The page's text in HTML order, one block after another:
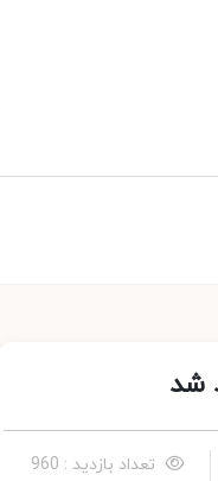
شد
تعداد بازدید : 960